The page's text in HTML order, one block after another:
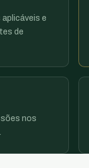
e
de
nos